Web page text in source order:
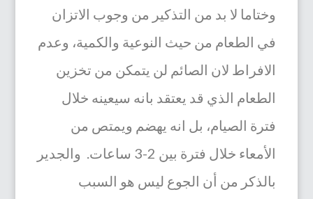
وختاما لا بد من التذكير من وجوب الاتزان
في الطعام من حيث النوعية والكمية، وعدم
الافراط لان الصائم لن يتمكن من تخزين
الطعام الذي قد يعتقد بانه سيعينه خلال
فترة الصيام، بل انه يهضم ويمتص من
الأمعاء خلال فترة بين 2-3 ساعات. والجدير
بالذكر من أن الجوع ليس هو السبب